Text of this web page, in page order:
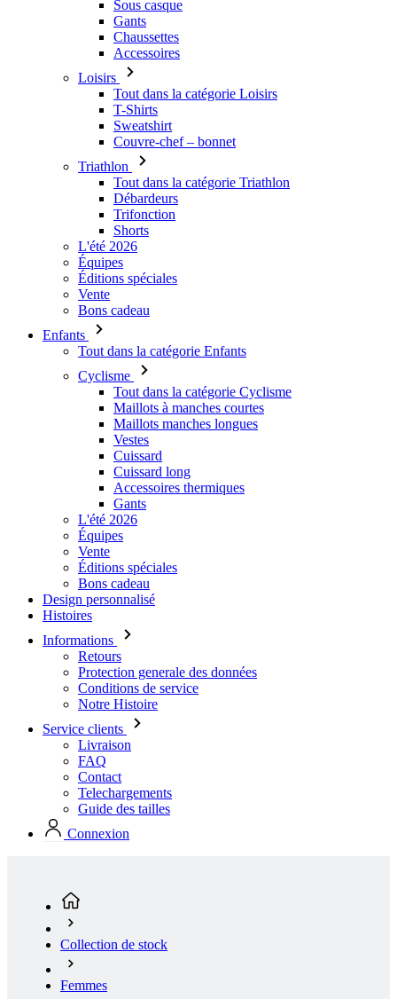
Tout dans la catégorie Loisirs
T-Shirts
Sweatshirt
Couvre-chef – bonnet
Triathlon
Tout dans la catégorie Triathlon
Débardeurs
Trifonction
Shorts
L'été 2026
Équipes
Éditions spéciales
Vente
Bons cadeau
Enfants
Tout dans la catégorie Enfants
Cyclisme
Tout dans la catégorie Cyclisme
Maillots manches longues
Vestes
Cuissard
Cuissard long
Accessoires thermiques
Gants
L'été 2026
Équipes
Vente
Éditions spéciales
Bons cadeau
Design personnalisé
Histoires
Informations
Retours
Protection generale des données
Conditions de service
Notre Histoire
Service clients
Livraison
FAQ
Contact
Telechargements
Guide des tailles
Connexion
Femmes
Cyclisme
Maillot à manches longues